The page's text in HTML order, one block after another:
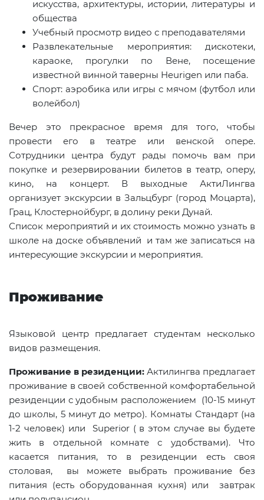
искусства, архитектуры, истории, литературы и
общества
Учебный просмотр видео с преподавателями
Развлекательные мероприятия: дискотеки,
караоке, прогулки по Вене, посещение
известной винной таверны Heurigen или паба.
Спорт: аэробика или игры с мячом (футбол или
волейбол)
Вечер это прекрасное время для того, чтобы
провести его в театре или венской опере.
Сотрудники центра будут рады помочь вам при
покупке и резервировании билетов в театр, оперу,
кино, на концерт. В выходные АктиЛингва
организует экскурсии в Зальцбург (город Моцарта),
Грац, Клостернойбург, в долину реки Дунай.
Список мероприятий и их стоимость можно узнать в
школе на доске объявлений и там же записаться на
интересующие экскурсии и мероприятия.
Проживание
Языковой центр предлагает студентам несколько
видов размещения.
Проживание в резиденции: Актилингва предлагает
проживание в своей собственной комфортабельной
резиденции с удобным расположением (10-15 минут
до школы, 5 минут до метро). Комнаты Стандарт (на
1-2 человек) или Superior( в этом случае вы будете
жить в отдельной комнате с удобствами). Что
касается питания, то в резиденции есть своя
столовая, вы можете выбрать проживание без
питания (есть оборудованная кухня) или завтрак